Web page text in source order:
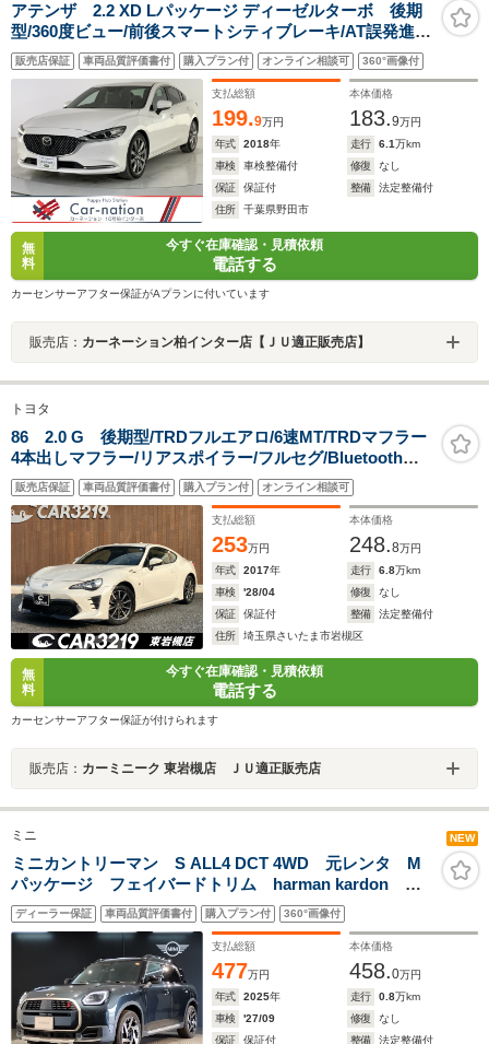
アテンザ 2.2 XD Lパッケージ ディーゼルターボ 後期
型/360度ビュー/前後スマートシティブレーキ/AT誤発進抑
制制御/全車速追従レーダークルコン/LKA/車線逸脱警
報/BSM/前後障害物センサー/茶本革/シートヒーター/Pシ
ート/BOSE/マツコネナビ/フルセグ/Bluetooth/ETC
販売店保証 車両品質評価書付 購入プラン付 オンライン相談可 360°画像付
支払総額
199.9万円
本体価格
183.9万円
年式
2018年 走行 6.1万km
車検
車検整備付 修復
なし
保証
保証付 整備
法定整備付
住所
千葉県野田市
無
料
今すぐ在庫確認・見積依頼
電話する
カーセンサーアフター保証がAプランに付いています
販売店： カーネーション柏インター店【ＪＵ適正販売店】
トヨタ
86 2.0 G 後期型/TRDフルエアロ/6速MT/TRDマフラー
4本出しマフラー/リアスポイラー/フルセグ/Bluetooth接
続/LEDヘッドライト/保証付き
販売店保証 車両品質評価書付 購入プラン付 オンライン相談可
支払総額
253万円
本体価格
248.8万円
年式
2017年 走行 6.8万km
車検
'28/04 修復
なし
保証
保証付 整備
法定整備付
住所
埼玉県さいたま市岩槻区
無
料
今すぐ在庫確認・見積依頼
電話する
カーセンサーアフター保証が付けられます
販売店： カーミニーク 東岩槻店 ＪＵ適正販売店
ミニ NEW
ミニカントリーマン S ALL4 DCT 4WD 元レンタ M
パッケージ フェイバードトリム harman kardon 純
正19インチアルミ 追従型クルコン メモリ機能付パワ
ーシート シートヒーター ステアリングヒーター 全
周囲カメラ 電動リアゲート
ディーラー保証 車両品質評価書付 購入プラン付 360°画像付
支払総額
477万円
本体価格
458.0万円
年式
2025年 走行 0.8万km
車検
'27/09 修復
なし
保証
保証付 整備 法定整備付